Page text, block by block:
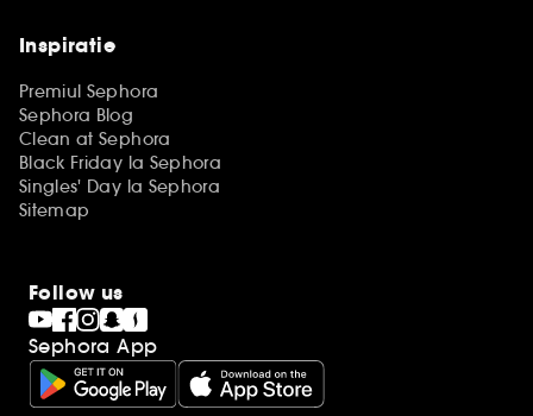
Inspiratie
Premiul Sephora
Sephora Blog
Clean at Sephora
Black Friday la Sephora
Singles' Day la Sephora
Sitemap
Follow us
Sephora App